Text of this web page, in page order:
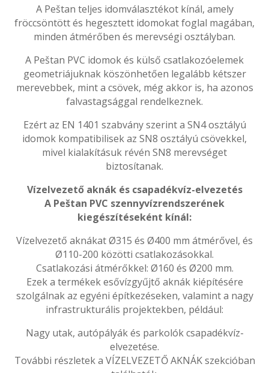
A Peštan teljes idomválasztékot kínál, amely
fröccsöntött és hegesztett idomokat foglal magában,
minden átmérőben és merevségi osztályban.
A Peštan PVC idomok és külső csatlakozóelemek
geometriájuknak köszönhetően legalább kétszer
merevebbek, mint a csövek, még akkor is, ha azonos
falvastagsággal rendelkeznek.
Ezért az EN 1401 szabvány szerint a SN4 osztályú
idomok kompatibilisek az SN8 osztályú csövekkel,
mivel kialakításuk révén SN8 merevséget
biztosítanak.
Vízelvezető aknák és csapadékvíz-elvezetés
A Peštan PVC szennyvízrendszerének
kiegészítéseként kínál:
Vízelvezető aknákat Ø315 és Ø400 mm átmérővel, és
Ø110-200 közötti csatlakozásokkal.
Csatlakozási átmérőkkel: Ø160 és Ø200 mm.
Ezek a termékek esővízgyűjtő aknák kiépítésére
szolgálnak az egyéni építkezéseken, valamint a nagy
infrastrukturális projektekben, például:
Nagy utak, autópályák és parkolók csapadékvíz-
elvezetése.
További részletek a VÍZELVEZETŐ AKNÁK szekcióban